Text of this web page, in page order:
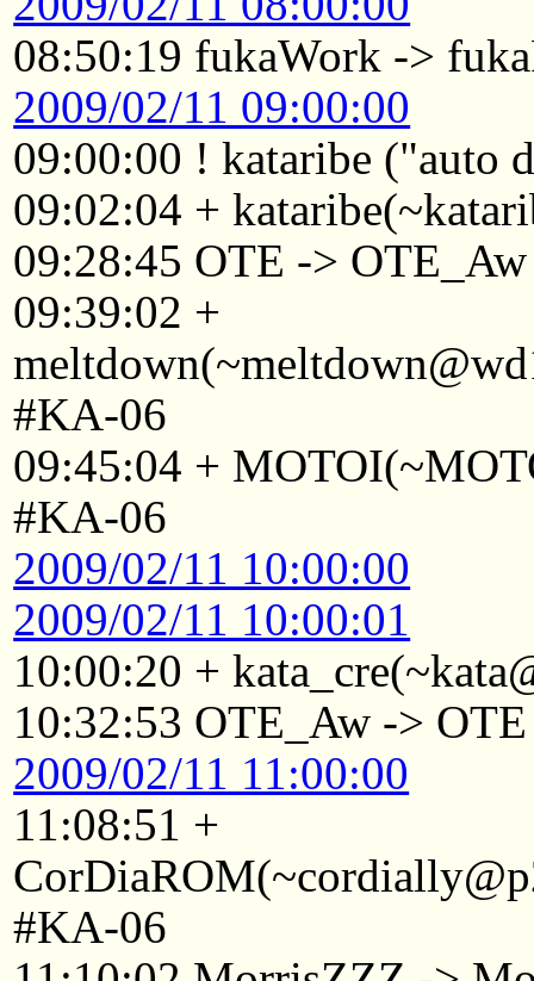
08:50:19 fukaWork ->
2009/02/11 09:00:00
09:00:00 ! kataribe ("auto
09:02:04 +
09:28:45 OTE -> OTE_Aw
09:39:02 +
#KA-06
09:45:04 +
#KA-06
2009/02/11 10:00:00
2009/02/11 10:00:01
10:00:20 +
10:32:53 OTE_Aw -> OTE
2009/02/11 11:00:00
11:08:51 +
#KA-06